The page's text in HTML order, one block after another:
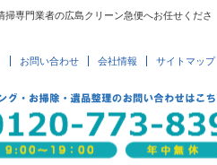
専門業者の広島クリーン急便へお任せくださ
お問い合わせ 会社情報 サイトマップ